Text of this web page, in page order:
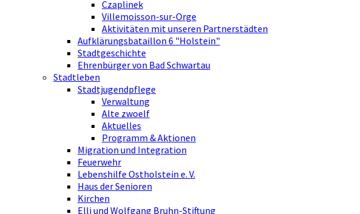
Czaplinek
Villemoisson-sur-Orge
Aktivitäten mit unseren Partnerstädten
Aufklärungsbataillon 6 "Holstein"
Stadtgeschichte
Ehrenbürger von Bad Schwartau
Stadtleben
Stadtjugendpflege
Verwaltung
Alte zwoelf
Aktuelles
Programm & Aktionen
Migration und Integration
Feuerwehr
Lebenshilfe Ostholstein e. V.
Haus der Senioren
Kirchen
Elli und Wolfgang Bruhn-Stiftung